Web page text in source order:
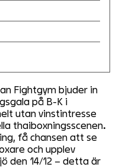
Fightgym bjuder in
på B-K i
utan vinstintresse
thaiboxningsscenen.
få chansen att se
och upplev
den 14/12 – detta är